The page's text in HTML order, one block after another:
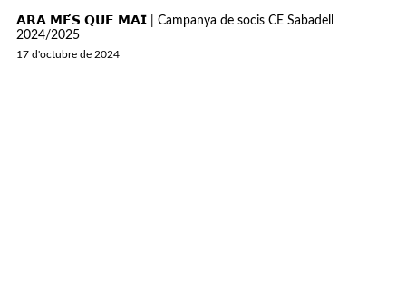
𝗔𝗥𝗔 𝗠𝗘́𝗦 𝗤𝗨𝗘 𝗠𝗔𝗜 | Campanya de socis CE Sabadell
2024/2025
17 d'octubre de 2024